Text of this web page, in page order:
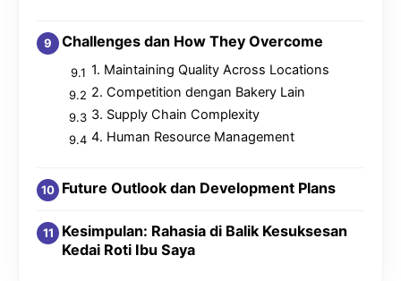
Challenges dan How They Overcome
1. Maintaining Quality Across Locations
2. Competition dengan Bakery Lain
3. Supply Chain Complexity
4. Human Resource Management
Future Outlook dan Development Plans
Kesimpulan: Rahasia di Balik Kesuksesan
Kedai Roti Ibu Saya